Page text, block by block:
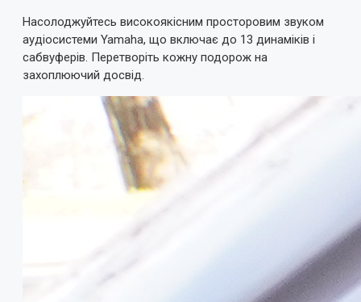
Насолоджуйтесь високоякісним просторовим звуком
аудіосистеми Yamaha, що включає до 13 динаміків і
сабвуферів. Перетворіть кожну подорож на
захоплюючий досвід.